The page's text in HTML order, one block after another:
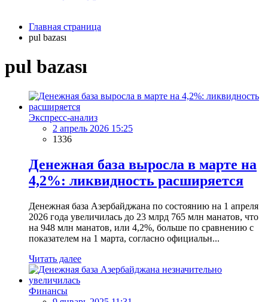
Главная страница
pul bazası
pul bazası
Экспресс-анализ
2 апрель 2026 15:25
1336
Денежная база выросла в марте на
4,2%: ликвидность расширяется
Денежная база Азербайджана по состоянию на 1 апреля
2026 года увеличилась до 23 млрд 765 млн манатов, что
на 948 млн манатов, или 4,2%, больше по сравнению с
показателем на 1 марта, согласно официальн...
Читать далее
Финансы